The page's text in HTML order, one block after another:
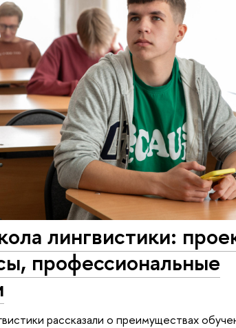
лингвистики:
профессиональные
рассказали о преимуществах